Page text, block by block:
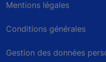
Mentions légales
Conditions générales
Gestion des données